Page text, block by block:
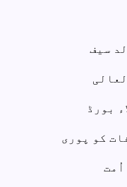
سیف
بورڈ
کو پوری